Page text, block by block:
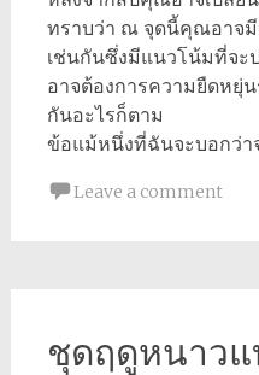
ทราบว่า ณ จุดนี้คุณอาจ
เช่นกันซึ่งมีแนวโน้มที่จะ
อาจต้องการความยืดหยุ่
กันอะไรก็ตาม
ข้อแม้หนึ่งที่ฉันจะบอกว่า
Leave a comment
ชุดฤดูหนาวแ